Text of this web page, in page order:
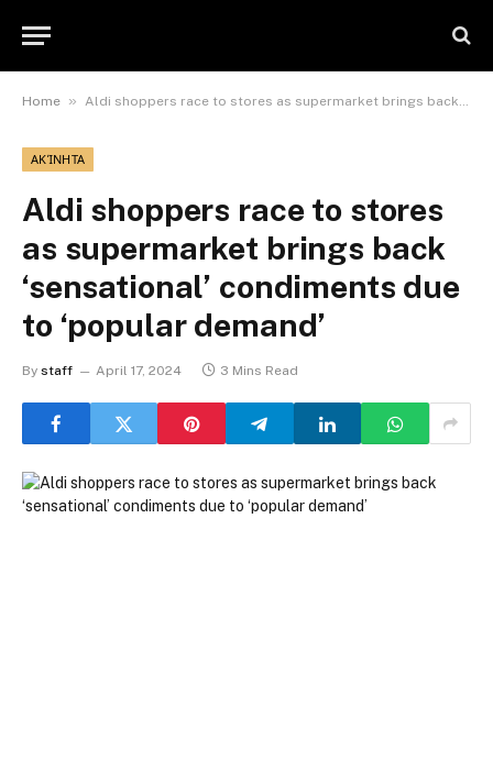
Home » Aldi shoppers race to stores as supermarket brings back ‘sensational’ condiments due to ‘popular demand’
ΑΚΊΝΗΤΑ
Aldi shoppers race to stores
as supermarket brings back
‘sensational’ condiments due
to ‘popular demand’
By staff April 17, 2024 3 Mins Read